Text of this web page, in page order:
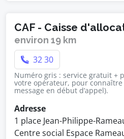
CAF - Caisse
environ 19 km
32 30
Numéro gris : service gratuit +
votre opérateur, pour
message en début d’appel).
Adresse
1 place Jean-Philippe-
Centre social Espace